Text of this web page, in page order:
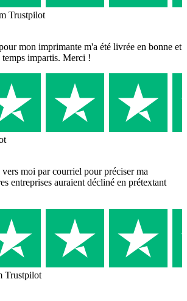
Trustpilot
mon imprimante m'a été livrée en bonne et
temps impartis. Merci !
moi par courriel pour préciser ma
entreprises auraient décliné en prétextant
Trustpilot